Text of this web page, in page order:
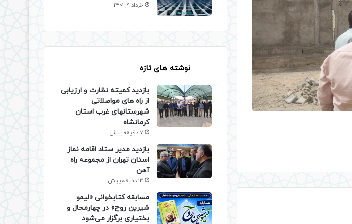
خرداد 9, 1401
نوشته های تازه
بازدید کمیته نظارت و ارزیابی
از راه های مواصلاتی
شهرستانهای غرب استان
کرمانشاه
7 دقیقه پیش
بازدید مدیر ستاد اقامه نماز
استان تهران از مجموعه راه
آهن
13 دقیقه پیش
مسابقه کتابخوانی «لیمو
شیرین روح» در چهارمحال و
بختیاری برگزار می‌شود